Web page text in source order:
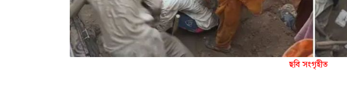
ছবি সংগৃহীত